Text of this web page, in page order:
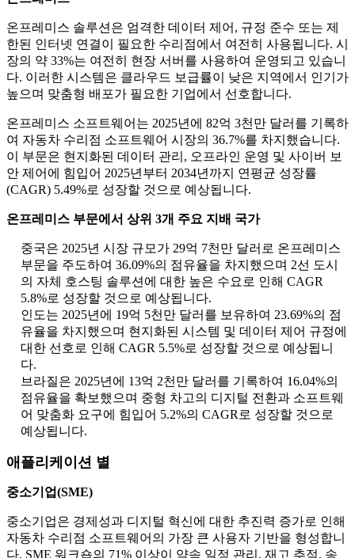
온프레미스 솔루션은 엄격한 데이터 제어, 규정 준수 또는 제
한된 인터넷 연결이 필요한 수리점에서 여전히 사용됩니다. 시
장의 약 33%는 여전히 현장 서버를 사용하여 운영되고 있습니
다. 이러한 시스템은 클라우드 보급률이 낮은 지역에서 인기가
높으며 맞춤형 배포가 필요한 기업에서 선호합니다.
온프레미스 소프트웨어는 2025년에 82억 3천만 달러를 기록하
여 자동차 수리점 소프트웨어 시장의 36.7%를 차지했습니다.
이 부문은 현지화된 데이터 관리, 오프라인 운영 및 사이버 보
안 제어에 힘입어 2025년부터 2034년까지 연평균 성장률
(CAGR) 5.49%로 성장할 것으로 예상됩니다.
온프레미스 부문에서 상위 3개 주요 지배 국가
중국은 2025년 시장 규모가 29억 7천만 달러로 온프레미스
부문을 주도하여 36.09%의 점유율을 차지했으며 2선 도시
의 자체 호스팅 솔루션에 대한 높은 수요로 인해 CAGR
5.8%로 성장할 것으로 예상됩니다.
인도는 2025년에 19억 5천만 달러를 보유하여 23.69%의 점
유율을 차지했으며 현지화된 시스템 및 데이터 제어 규정에
대한 선호로 인해 CAGR 5.5%로 성장할 것으로 예상됩니
다.
브라질은 2025년에 13억 2천만 달러를 기록하여 16.04%의
점유율을 확보했으며 중형 차고의 디지털 전환과 소프트웨
어 맞춤화 요구에 힘입어 5.2%의 CAGR로 성장할 것으로
예상됩니다.
애플리케이션 별
중소기업(SME)
중소기업은 경제성과 디지털 혁신에 대한 추진력 증가로 인해
자동차 수리점 소프트웨어의 가장 큰 사용자 기반을 형성합니
다. SME 워크숍의 71% 이상이 약속 일정 관리, 재고 추적, 송